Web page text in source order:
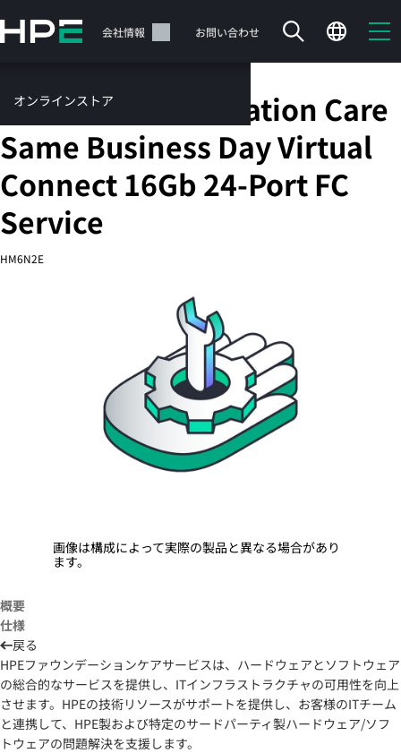
イ
テ
ン
に
ス
キ
プ
サポート 会社情報 お問い合わせ
オンラインストア
お問い合わせ
今すぐ購入
HPE 5 Year Foundation Care
Same Business Day Virtual
Connect 16Gb 24-Port FC
Service
HM6N2E
画像は構成によって実際の製品と異なる場合があり
ます。
概要
仕様
戻る
HPEファウンデーションケアサービスは、ハードウェアとソフトウェア
の総合的なサービスを提供し、ITインフラストラクチャの可用性を向上
させます。HPEの技術リソースがサポートを提供し、お客様のITチーム
と連携して、HPE製および特定のサードパーティ製ハードウェア/ソフ
トウェアの問題解決を支援します。